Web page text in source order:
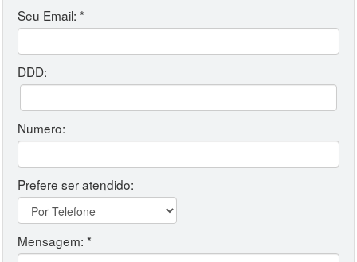
Seu Email: *
DDD:
Numero:
Prefere ser atendido:
Mensagem: *